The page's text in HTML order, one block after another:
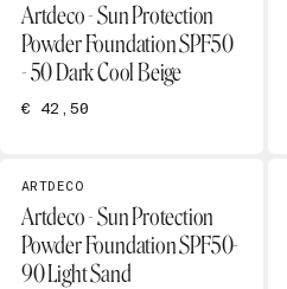
Artdeco - Sun Protection
Powder Foundation SPF50
- 50 Dark Cool Beige
€ 42,50
ARTDECO
Artdeco - Sun Protection
Powder Foundation SPF50-
90 Light Sand